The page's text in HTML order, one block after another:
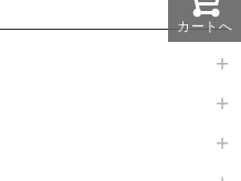
カートへ